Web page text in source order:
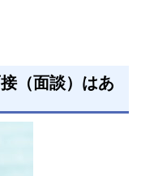
（面談）はあ